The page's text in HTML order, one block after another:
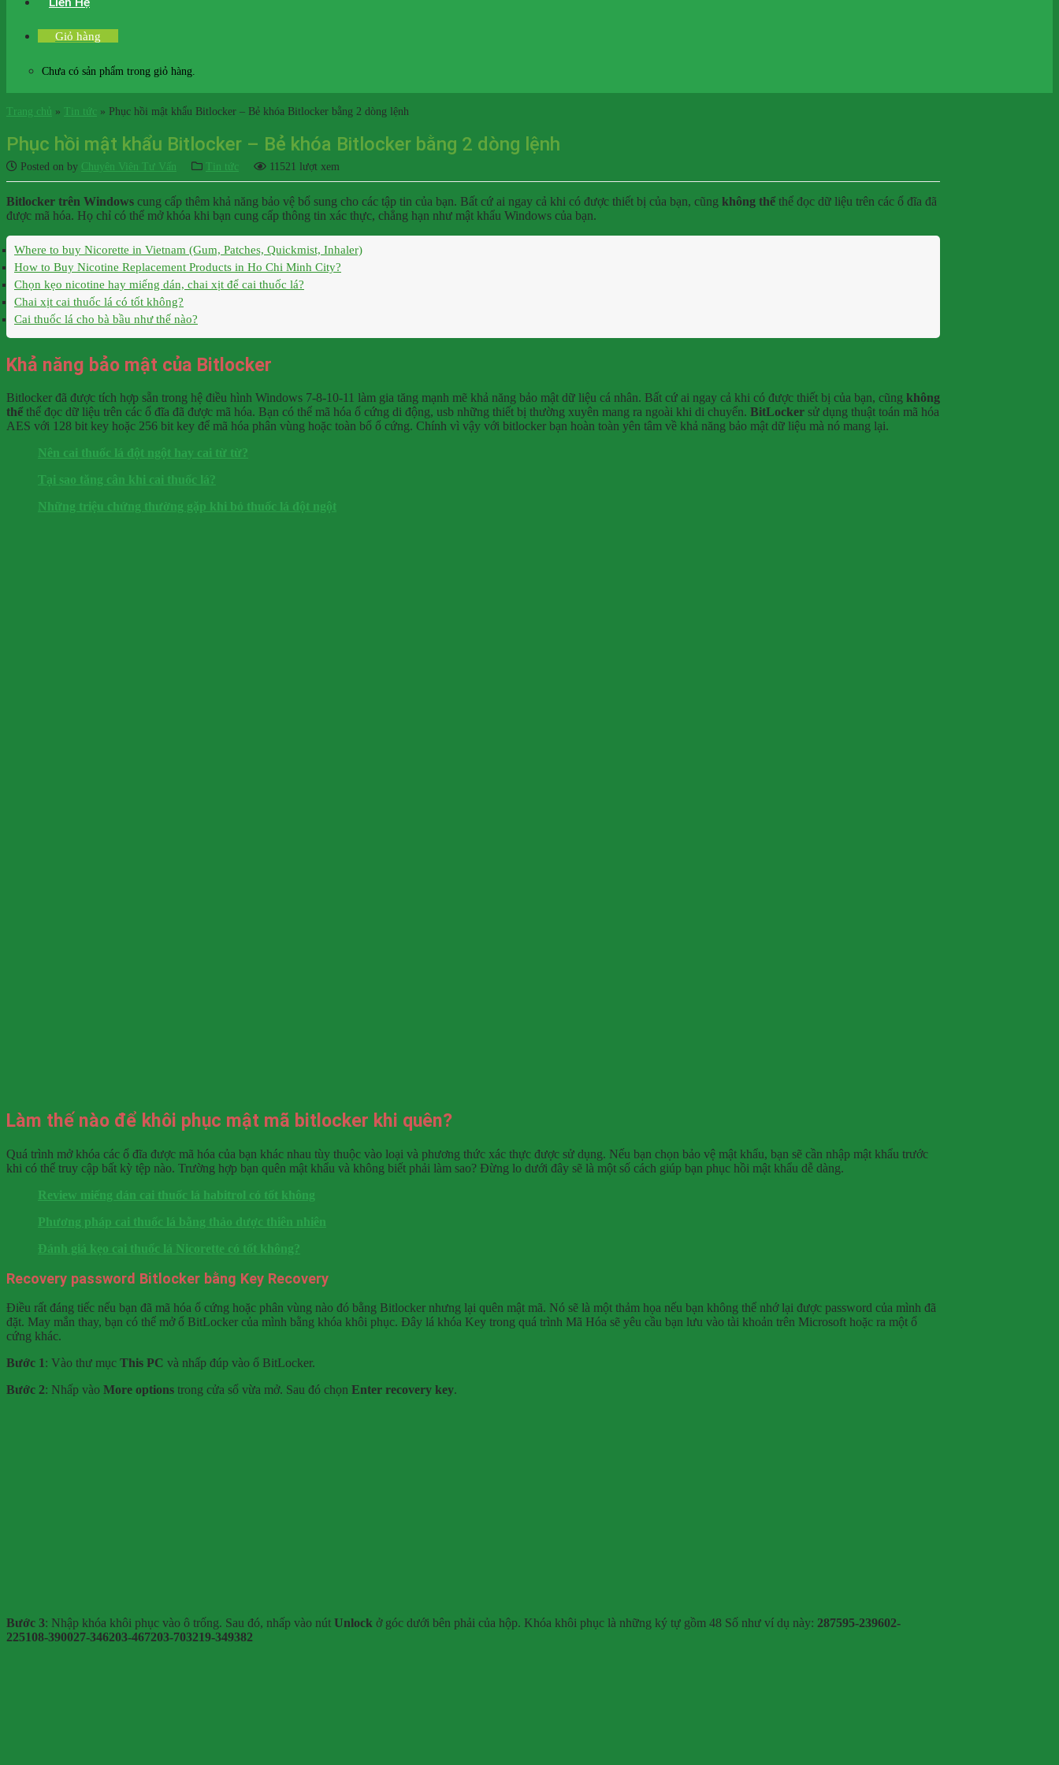
Giỏ hàng
Chưa có sản phẩm trong giỏ hàng.
Trang chủ » Tin tức » Phục hồi mật khẩu Bitlocker – Bẻ khóa Bitlocker bằng 2 dòng lệnh
Phục hồi mật khẩu Bitlocker – Bẻ khóa Bitlocker bằng 2 dòng lệnh
Posted on by Chuyên Viên Tư Vấn Tin tức 11521 lượt xem
Bitlocker trên Windows cung cấp thêm khả năng bảo vệ bổ sung cho các tập tin của bạn. Bất cứ ai ngay cả khi có được thiết bị của bạn, cũng không thể thể đọc dữ liệu trên các ổ đĩa đã
được mã hóa. Họ chỉ có thể mở khóa khi bạn cung cấp thông tin xác thực, chẳng hạn như mật khẩu Windows của bạn.
Where to buy Nicorette in Vietnam (Gum, Patches, Quickmist, Inhaler)
How to Buy Nicotine Replacement Products in Ho Chi Minh City?
Chọn kẹo nicotine hay miếng dán, chai xịt để cai thuốc lá?
Chai xịt cai thuốc lá có tốt không?
Cai thuốc lá cho bà bầu như thế nào?
Khả năng bảo mật của Bitlocker
Bitlocker đã được tích hợp sẵn trong hệ điều hình Windows 7-8-10-11 làm gia tăng mạnh mẽ khả năng bảo mật dữ liệu cá nhân. Bất cứ ai ngay cả khi có được thiết bị của bạn, cũng không
thể thể đọc dữ liệu trên các ổ đĩa đã được mã hóa. Bạn có thể mã hóa ổ cứng di động, usb những thiết bị thường xuyên mang ra ngoài khi di chuyển. BitLocker sử dụng thuật toán mã hóa
AES với 128 bit key hoặc 256 bit key để mã hóa phân vùng hoặc toàn bổ ổ cứng. Chính vì vậy với bitlocker bạn hoàn toàn yên tâm về khả năng bảo mật dữ liệu mà nó mang lại.
Nên cai thuốc lá đột ngột hay cai từ từ?
Tại sao tăng cân khi cai thuốc lá?
Những triệu chứng thường gặp khi bỏ thuốc lá đột ngột
Làm thế nào để khôi phục mật mã bitlocker khi quên?
Quá trình mở khóa các ổ đĩa được mã hóa của bạn khác nhau tùy thuộc vào loại và phương thức xác thực được sử dụng. Nếu bạn chọn bảo vệ mật khẩu, bạn sẽ cần nhập mật khẩu trước
khi có thể truy cập bất kỳ tệp nào. Trường hợp bạn quên mật khẩu và không biết phải làm sao? Đừng lo dưới đây sẽ là một số cách giúp bạn phục hồi mật khẩu dễ dàng.
Review miếng dán cai thuốc lá habitrol có tốt không
Phương pháp cai thuốc lá bằng thảo dược thiên nhiên
Đánh giá kẹo cai thuốc lá Nicorette có tốt không?
Recovery password Bitlocker bằng Key Recovery
Điều rất đáng tiếc nếu bạn đã mã hóa ổ cứng hoặc phân vùng nào đó bằng Bitlocker nhưng lại quên mật mã. Nó sẽ là một thảm họa nếu bạn không thể nhớ lại được password của mình đã
đặt. May mắn thay, bạn có thể mở ổ BitLocker của mình bằng khóa khôi phục. Đây lá khóa Key trong quá trình Mã Hóa sẽ yêu cầu bạn lưu vào tài khoản trên Microsoft hoặc ra một ổ
cứng khác.
Bước 1: Vào thư mục This PC và nhấp đúp vào ổ BitLocker.
Bước 2: Nhấp vào More options trong cửa sổ vừa mở. Sau đó chọn Enter recovery key.
Bước 3: Nhập khóa khôi phục vào ô trống. Sau đó, nhấp vào nút Unlock ở góc dưới bên phải của hộp. Khóa khôi phục là những ký tự gồm 48 Số như ví dụ này: 287595-239602-
225108-390027-346203-467203-703219-349382